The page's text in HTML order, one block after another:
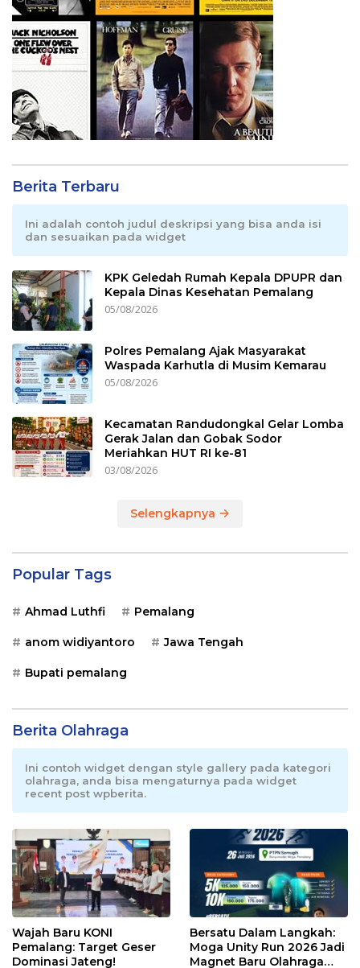
Berita Terbaru
Ini adalah contoh judul deskripsi yang bisa anda isi
dan sesuaikan pada widget
KPK Geledah Rumah Kepala DPUPR dan
Kepala Dinas Kesehatan Pemalang
05/08/2026
Polres Pemalang Ajak Masyarakat
Waspada Karhutla di Musim Kemarau
05/08/2026
Kecamatan Randudongkal Gelar Lomba
Gerak Jalan dan Gobak Sodor
Meriahkan HUT RI ke-81
03/08/2026
Selengkapnya
Popular Tags
Ahmad Luthfi Pemalang
anom widiyantoro Jawa Tengah
Bupati pemalang
Berita Olahraga
Ini contoh widget dengan style gallery pada kategori
olahraga, anda bisa mengaturnya pada widget
recent post wpberita.
Wajah Baru KONI
Pemalang: Target Geser
Dominasi Jateng!
Bersatu Dalam Langkah:
Moga Unity Run 2026 Jadi
Magnet Baru Olahraga